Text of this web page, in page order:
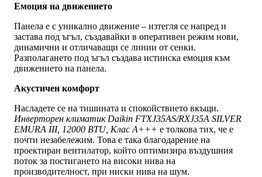
Емоция на движението
Панела е с уникално движение – изтегля се напред и
застава под ъгъл, създавайки в оперативен режим нови,
динамични и отличаващи се линии от сенки.
Разполагането под ъгъл създава истинска емоция към
движението на панела.
Акустичен комфорт
Насладете се на тишината и спокойствието вкъщи.
Инверторен климатик Daikin FTXJ35AS/RXJ35A SILVER
EMURA III, 12000 BTU, Клас A+++ е толкова тих, че е
почти незабележим. Това е така благодарение на
проектиран вентилатор, който оптимизира въздушния
поток за постигането на високи нива на
производителност, при ниски нива на шум.